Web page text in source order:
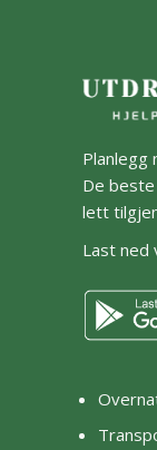
Planlegg
De
lett
Last ned